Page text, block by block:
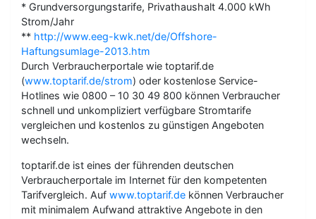
* Grundversorgungstarife, Privathaushalt 4.000 kWh
Strom/Jahr
** http://www.eeg-kwk.net/de/Offshore-
Haftungsumlage-2013.htm
Durch Verbraucherportale wie toptarif.de
(www.toptarif.de/strom) oder kostenlose Service-
Hotlines wie 0800 – 10 30 49 800 können Verbraucher
schnell und unkompliziert verfügbare Stromtarife
vergleichen und kostenlos zu günstigen Angeboten
wechseln.
toptarif.de ist eines der führenden deutschen
Verbraucherportale im Internet für den kompetenten
Tarifvergleich. Auf www.toptarif.de können Verbraucher
mit minimalem Aufwand attraktive Angebote in den